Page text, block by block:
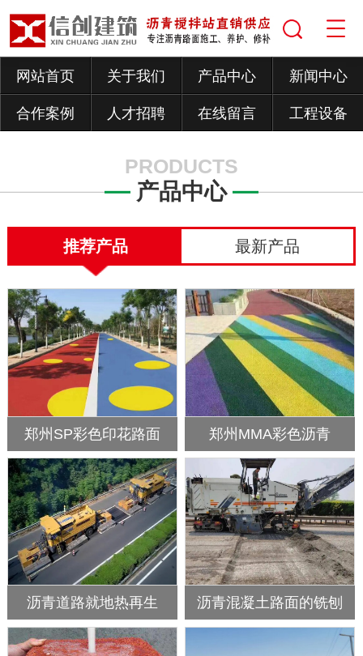
网站首页 关于我们 产品中心 新闻中心
合作案例 人才招聘 在线留言 工程设备
PRODUCTS
产品中心
推荐产品 最新产品
郑州SP彩色印花路面 郑州MMA彩色沥青
沥青道路就地热再生 沥青混凝土路面的铣刨